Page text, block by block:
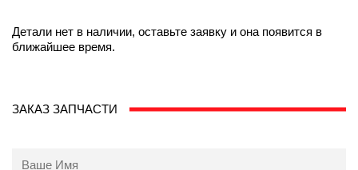
Детали нет в наличии, оставьте заявку и она появится в
ближайшее время.
ЗАКАЗ ЗАПЧАСТИ